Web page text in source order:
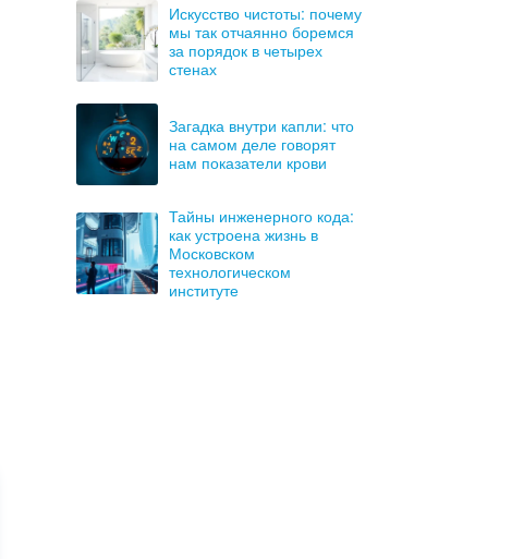
Искусство чистоты: почему
мы так отчаянно боремся
за порядок в четырех
стенах
Загадка внутри капли: что
на самом деле говорят
нам показатели крови
Тайны инженерного кода:
как устроена жизнь в
Московском
технологическом
институте